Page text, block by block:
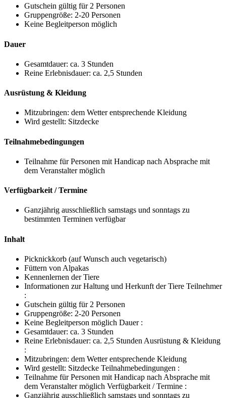
Gutschein gültig für 2 Personen
Gruppengröße: 2-20 Personen
Keine Begleitperson möglich
Dauer
Gesamtdauer: ca. 3 Stunden
Reine Erlebnisdauer: ca. 2,5 Stunden
Ausrüstung & Kleidung
Mitzubringen: dem Wetter entsprechende Kleidung
Wird gestellt: Sitzdecke
Teilnahmebedingungen
Teilnahme für Personen mit Handicap nach Absprache mit
dem Veranstalter möglich
Verfügbarkeit / Termine
Ganzjährig ausschließlich samstags und sonntags zu
bestimmten Terminen verfügbar
Inhalt
Picknickkorb (auf Wunsch auch vegetarisch)
Füttern von Alpakas
Kennenlernen der Tiere
Informationen zur Haltung und Herkunft der Tiere Teilnehmer
:
Gutschein gültig für 2 Personen
Gruppengröße: 2-20 Personen
Keine Begleitperson möglich Dauer :
Gesamtdauer: ca. 3 Stunden
Reine Erlebnisdauer: ca. 2,5 Stunden Ausrüstung & Kleidung
:
Mitzubringen: dem Wetter entsprechende Kleidung
Wird gestellt: Sitzdecke Teilnahmebedingungen :
Teilnahme für Personen mit Handicap nach Absprache mit
dem Veranstalter möglich Verfügbarkeit / Termine :
Ganzjährig ausschließlich samstags und sonntags zu